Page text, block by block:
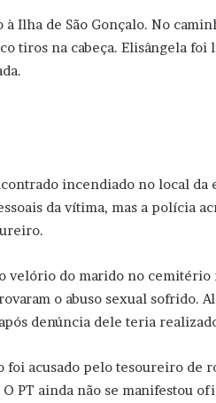
Ilha de São Gonçalo. No
tiros na cabeça. Elisângela
incendiado no local da
da vítima, mas a polícia
velório do marido no cemitério
o abuso sexual sofrido.
denúncia dele teria
foi acusado pelo tesoureiro de
PT ainda não se manifestou